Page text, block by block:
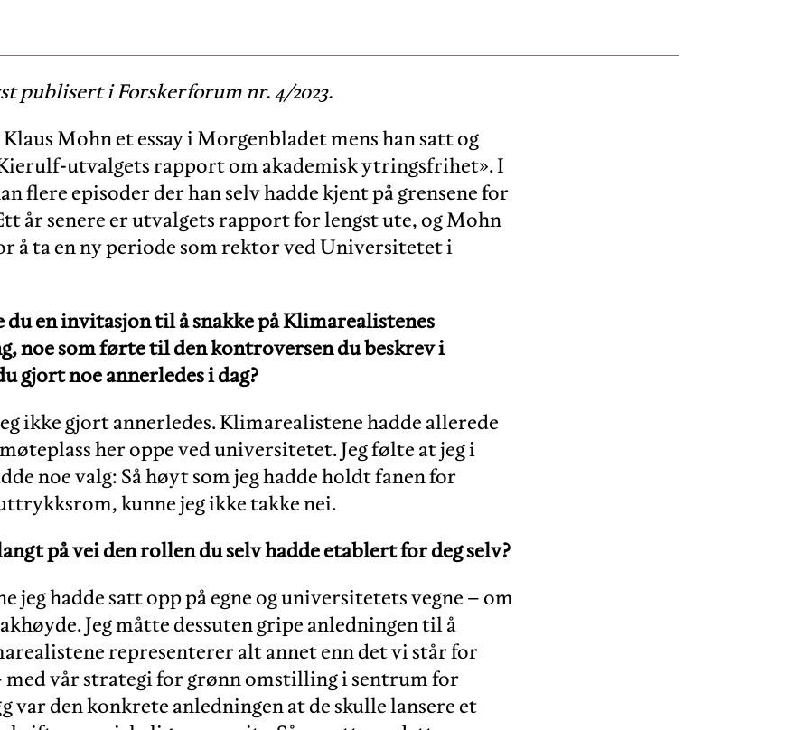
publisert i Forskerforum nr. 4/2023.
Mohn et essay i Morgenbladet mens han satt og
utvalgets rapport om akademisk ytringsfrihet». I
flere episoder der han selv hadde kjent på grensene for
år senere er utvalgets rapport for lengst ute, og Mohn
å ta en ny periode som rektor ved Universitetet i
du en invitasjon til å snakke på Klimarealistenes
noe som førte til den kontroversen du beskrev i
gjort noe annerledes i dag?
ikke gjort annerledes. Klimarealistene hadde allerede
her oppe ved universitetet. Jeg følte at jeg i
noe valg: Så høyt som jeg hadde holdt fanen for
kunne jeg ikke takke nei.
på vei den rollen du selv hadde etablert for deg selv?
jeg hadde satt opp på egne og universitetets vegne – om
Jeg måtte dessuten gripe anledningen til å
representerer alt annet enn det vi står for
vår strategi for grønn omstilling i sentrum for
var den konkrete anledningen at de skulle lansere et